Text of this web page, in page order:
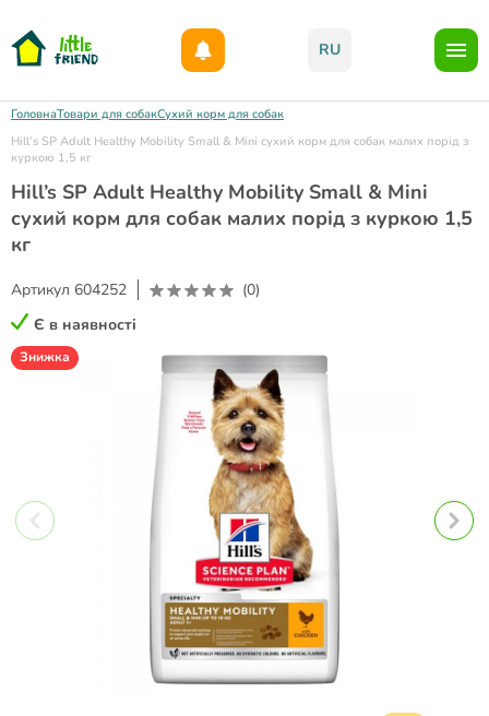
RU
ГоловнаТовари для собакСухий корм для собак
Hill’s SP Adult Healthy Mobility Small & Mini сухий корм для собак малих порід з
куркою 1,5 кг
Hill’s SP Adult Healthy Mobility Small & Mini
сухий корм для собак малих порід з куркою 1,5
кг
Артикул 604252
(0)
Є в наявності
Знижка